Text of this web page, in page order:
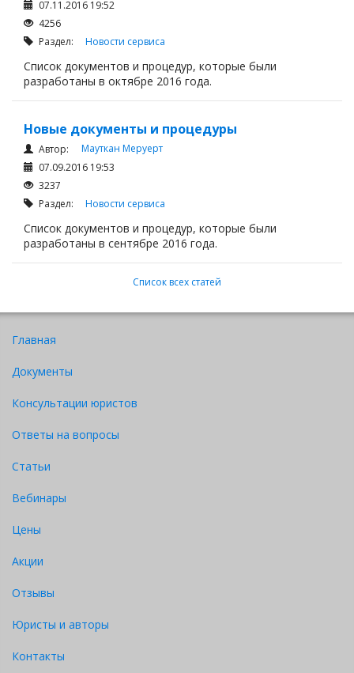
07.11.2016 19:52
4256
Раздел: Новости сервиса
Список документов и процедур, которые были
разработаны в октябре 2016 года.
Новые документы и процедуры
Автор:
Мауткан Меруерт
07.09.2016 19:53
3237
Раздел: Новости сервиса
Список документов и процедур, которые были
разработаны в сентябре 2016 года.
Список всех статей
Главная
Документы
Консультации юристов
Ответы на вопросы
Статьи
Вебинары
Цены
Акции
Отзывы
Юристы и авторы
Контакты